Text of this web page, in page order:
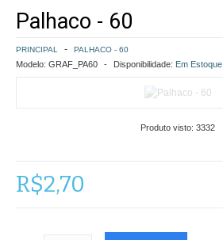
COMO COMPRAR
POLÍTICA DE FRETE GRÁTIS
CONTATO
Palhaco - 60
PRINCIPAL PALHACO - 60
Modelo: GRAF_PA60 Disponibilidade: Em Estoque
Produto visto: 3332
R$2,70